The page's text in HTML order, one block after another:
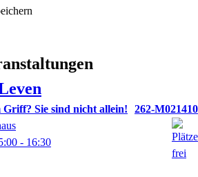
Griff? Sie sind nicht allein!
262-M021410
- 16:30